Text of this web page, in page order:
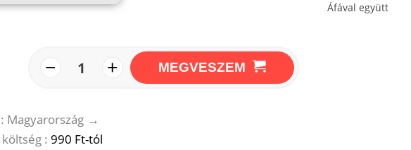
Áfával együtt
− 1 + MEGVESZEM
Magyarország →
: 990 Ft-tól